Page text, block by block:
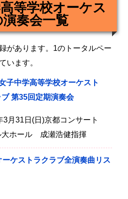
等学校オーケス
演奏会一覧
があります。1のトータルペー
います。
子中学高等学校オーケスト
ブ 第35回定期演奏会
3月31日(日)京都コンサート
大ホール 成瀬浩健指揮
ケストラクラブ全演奏曲リス